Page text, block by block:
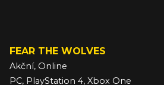
FEAR THE WOLVES
Akční, Online
PC, PlayStation 4, Xbox One